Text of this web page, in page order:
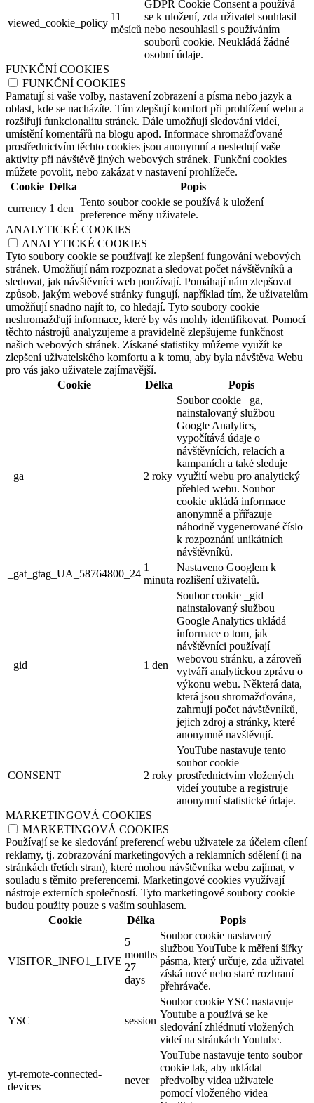
viewed_cookie_policy
11
měsíců
GDPR Cookie Consent a používá
se k uložení, zda uživatel souhlasil
nebo nesouhlasil s používáním
souborů cookie. Neukládá žádné
osobní údaje.
FUNKČNÍ COOKIES
FUNKČNÍ COOKIES
Pamatují si vaše volby, nastavení zobrazení a písma nebo jazyk a
oblast, kde se nacházíte. Tím zlepšují komfort při prohlížení webu a
rozšiřují funkcionalitu stránek. Dále umožňují sledování videí,
umístění komentářů na blogu apod. Informace shromažďované
prostřednictvím těchto cookies jsou anonymní a nesledují vaše
aktivity při návštěvě jiných webových stránek. Funkční cookies
můžete povolit, nebo zakázat v nastavení prohlížeče.
Cookie Délka
Popis
currency 1 den
Tento soubor cookie se používá k uložení
preference měny uživatele.
ANALYTICKÉ COOKIES
ANALYTICKÉ COOKIES
Tyto soubory cookie se používají ke zlepšení fungování webových
stránek. Umožňují nám rozpoznat a sledovat počet návštěvníků a
sledovat, jak návštěvníci web používají. Pomáhají nám zlepšovat
způsob, jakým webové stránky fungují, například tím, že uživatelům
umožňují snadno najít to, co hledají. Tyto soubory cookie
neshromažďují informace, které by vás mohly identifikovat. Pomocí
těchto nástrojů analyzujeme a pravidelně zlepšujeme funkčnost
našich webových stránek. Získané statistiky můžeme využít ke
zlepšení uživatelského komfortu a k tomu, aby byla návštěva Webu
pro vás jako uživatele zajímavější.
Cookie
Délka Popis
_ga 2 roky
Soubor cookie _ga,
nainstalovaný službou
Google Analytics,
vypočítává údaje o
návštěvnících, relacích a
kampaních a také sleduje
využití webu pro analytický
přehled webu. Soubor
cookie ukládá informace
anonymně a přiřazuje
náhodně vygenerované číslo
k rozpoznání unikátních
návštěvníků.
_gat_gtag_UA_58764800_24
1
minuta
Nastaveno Googlem k
rozlišení uživatelů.
_gid 1 den
Soubor cookie _gid
nainstalovaný službou
Google Analytics ukládá
informace o tom, jak
návštěvníci používají
webovou stránku, a zároveň
vytváří analytickou zprávu o
výkonu webu. Některá data,
která jsou shromažďována,
zahrnují počet návštěvníků,
jejich zdroj a stránky, které
anonymně navštěvují.
CONSENT 2 roky
YouTube nastavuje tento
soubor cookie
prostřednictvím vložených
videí youtube a registruje
anonymní statistické údaje.
MARKETINGOVÁ COOKIES
MARKETINGOVÁ COOKIES
Používají se ke sledování preferencí webu uživatele za účelem cílení
reklamy, tj. zobrazování marketingových a reklamních sdělení (i na
stránkách třetích stran), které mohou návštěvníka webu zajímat, v
souladu s těmito preferencemi. Marketingové cookies využívají
nástroje externích společností. Tyto marketingové soubory cookie
budou použity pouze s vaším souhlasem.
Cookie
Délka Popis
VISITOR_INFO1_LIVE
5
months
27
days
Soubor cookie nastavený
službou YouTube k měření šířky
pásma, který určuje, zda uživatel
získá nové nebo staré rozhraní
přehrávače.
YSC session
Soubor cookie YSC nastavuje
Youtube a používá se ke
sledování zhlédnutí vložených
videí na stránkách Youtube.
yt-remote-connected-
devices
never
YouTube nastavuje tento soubor
cookie tak, aby ukládal
předvolby videa uživatele
pomocí vloženého videa